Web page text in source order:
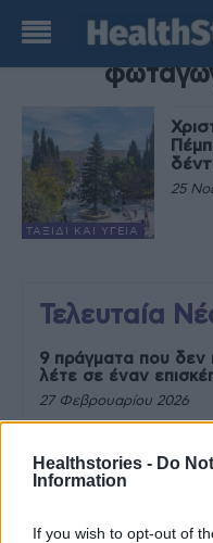
Healthstories - Do
Information
If you wish to opt-out of
ΤΑΞΊΔΙ ΚΑΙ ΥΓΕΊΑ
25
Τελευταία
9 πράγματα που δεν
λέτε σε έναν
27 Φεβρουαρίου 2026
την υποστήριξη της